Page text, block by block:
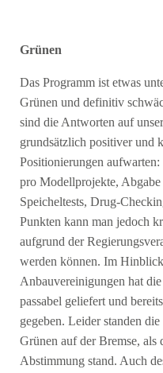
Grünen
Das Programm ist etwas
Grünen und definitiv
sind die Antworten auf
grundsätzlich positiver und
Positionierungen
pro Modellprojekte, Abgabe
Speicheltests, Drug-
Punkten kann man jedoch
aufgrund der
werden können. Im
Anbauvereinigungen hat
passabel geliefert und
gegeben. Leider standen
Grünen auf der Bremse, als
Abstimmung stand. Auch